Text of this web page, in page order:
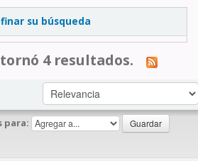
su búsqueda
4 resultados.
para: